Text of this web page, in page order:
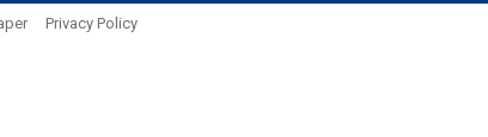
Privacy Policy